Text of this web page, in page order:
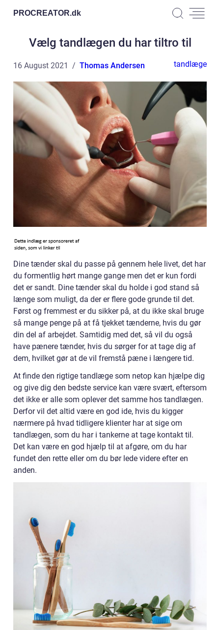
PROCREATOR.dk
Vælg tandlægen du har tiltro til
16 August 2021 Thomas Andersen tandlæge
Dine tænder skal du passe på gennem hele livet, det har
du formentlig hørt mange gange men det er kun fordi
det er sandt. Dine tænder skal du holde i god stand så
længe som muligt, da der er flere gode grunde til det.
Først og fremmest er du sikker på, at du ikke skal bruge
så mange penge på at få tjekket tænderne, hvis du gør
din del af arbejdet. Samtidig med det, så vil du også
have pænere tænder, hvis du sørger for at tage dig af
dem, hvilket gør at de vil fremstå pæne i længere tid.
At finde den rigtige tandlæge som netop kan hjælpe dig
og give dig den bedste service kan være svært, eftersom
det ikke er alle som oplever det samme hos tandlægen.
Derfor vil det altid være en god ide, hvis du kigger
nærmere på hvad tidligere klienter har at sige om
tandlægen, som du har i tankerne at tage kontakt til.
Det kan være en god hjælp til at afgøre, om du har
fundet den rette eller om du bør lede videre efter en
anden.